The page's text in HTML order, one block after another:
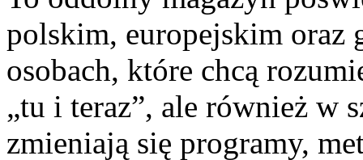
polskim, europejskim oraz
osobach, które chcą
„tu i teraz”, ale również w
zmieniają się programy,